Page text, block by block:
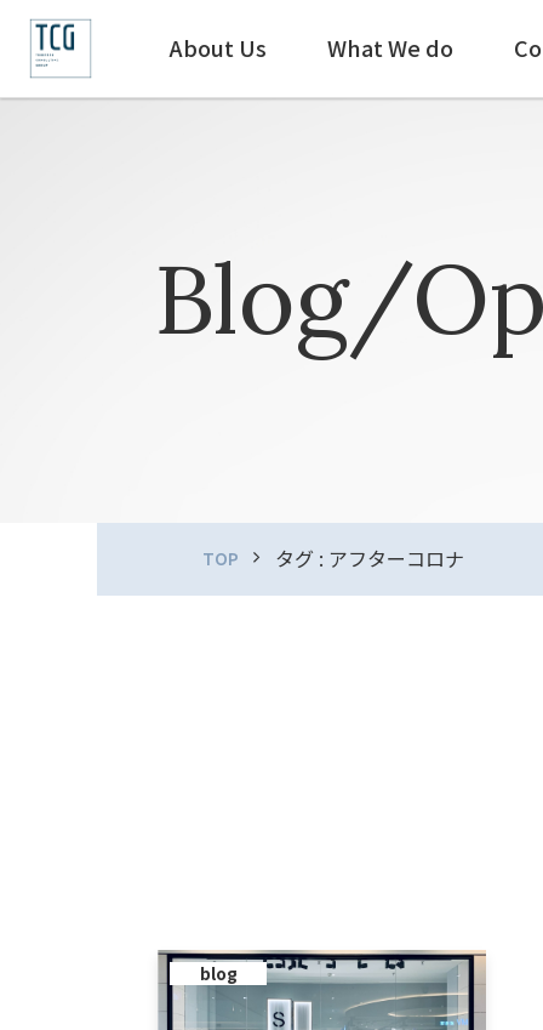
About Us What We do
Blog/
TOP タグ : アフターコロナ
blog